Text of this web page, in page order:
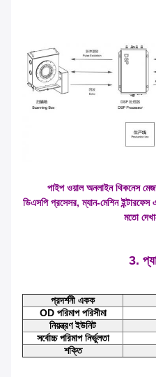
পাইপ ওয়াল অনলাইন থিকনেস
ডিএসপি প্রসেসর, ম্যান-মেশিন ইন্টারফেস
মতো
3.
প্রদর্শনী একক
OD পরিমাপ পরিসীমা
নিয়ন্ত্রণ ইউনিট
সর্বোচ্চ পরিমাপ নির্ভুলতা
শক্তি